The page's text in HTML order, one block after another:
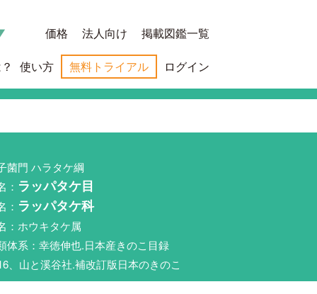
価格 法人向け 掲載図鑑一覧
使い方 無料トライアル ログイン
菌門 ハラタケ綱
： ラッパタケ目
： ラッパタケ科
：ホウキタケ属
体系：幸徳伸也.日本産きのこ目録
、山と溪谷社.補改訂版日本のきのこ